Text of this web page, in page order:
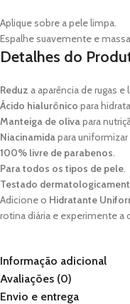
Aplique sobre a pele limpa.
Espalhe suavemente e
Detalhes do
Reduz a aparência de rugas e
Ácido hialurônico para
Manteiga de olivapara
Niacinamidapara
100% livre de parabenos.
Para todos os tipos de pele.
Testado
Adicione o Hidratante
rotina diária e experimente a
Informação adicional
Avaliações (0)
Envio e entrega